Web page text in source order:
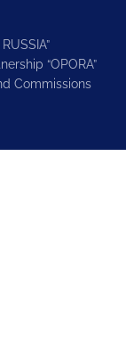
“OPORA”
Commissions